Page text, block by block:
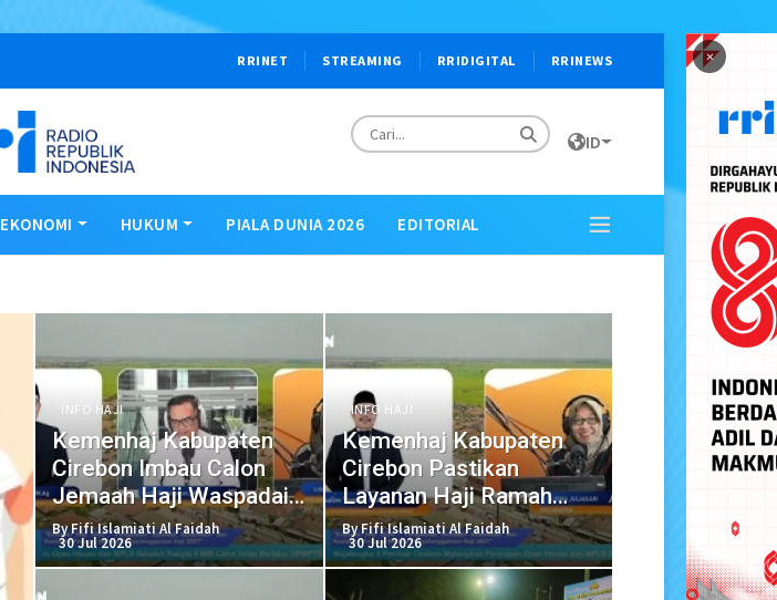
×
RRINET STREAMING RRIDIGITAL RRINEWS
ID
EKONOMI HUKUM PIALA DUNIA 2026 EDITORIAL
INFO HAJI
Kemenhaj Kabupaten
Cirebon Imbau Calon
Jemaah Haji Waspadai
Modus Penipuan
By Fifi Islamiati Al Faidah
30 Jul 2026
INFO HAJI
Kemenhaj Kabupaten
Cirebon Pastikan
Layanan Haji Ramah
Lansia dan Disabilitas
By Fifi Islamiati Al Faidah
30 Jul 2026